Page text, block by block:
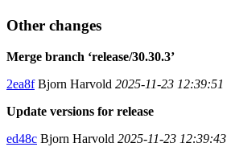
Other changes
Merge branch ‘release/30.30.3’
2ea8fBjorn Harvold 2025-11-23 12:39:51
Update versions for release
ed48c Bjorn Harvold 2025-11-23 12:39:43